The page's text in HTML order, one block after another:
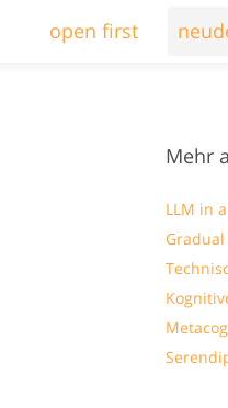
open first
Mehr
LLM in